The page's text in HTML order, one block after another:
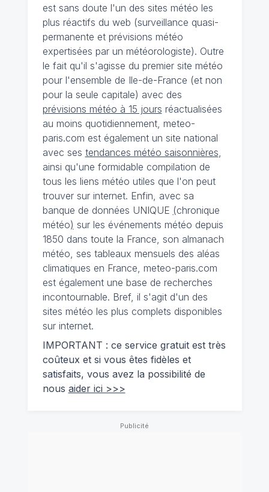
est sans doute l'un des sites météo les
plus réactifs du web (surveillance quasi-
permanente et prévisions météo
expertisées par un météorologiste). Outre
le fait qu'il s'agisse du premier site météo
pour l'ensemble de Ile-de-France (et non
pour la seule capitale) avec des
prévisions météo à 15 jours réactualisées
au moins quotidiennement, meteo-
paris.com est également un site national
avec ses tendances météo saisonnières
ainsi qu'une formidable compilation de
tous les liens météo utiles que l'on peut
trouver sur internet. Enfin, avec sa
banque de données UNIQUE (chronique
météo) sur les événements météo depuis
1850 dans toute la France, son almanach
météo, ses tableaux mensuels des aléas
climatiques en France, meteo-paris.com
est également une base de recherches
incontournable. Bref, il s'agit d'un des
sites météo les plus complets disponibles
sur internet.
IMPORTANT : ce service gratuit est très
coûteux et si vous êtes fidèles et
satisfaits, vous avez la possibilité de
nous aider ici >>>